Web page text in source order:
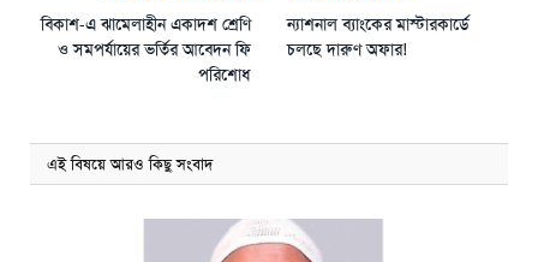
বিকাশ-এ ঝামেলাহীন একাদশ শ্রেণি
ও সমপর্যায়ের ভর্তির আবেদন ফি
পরিশোধ
ন্যাশনাল ব্যাংকের মাস্টারকার্ডে
চলছে দারুণ অফার!
এই বিষয়ে আরও কিছু সংবাদ